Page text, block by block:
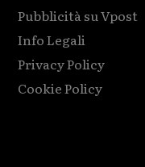
Pubblicità su Vpost
Info Legali
Privacy Policy
Cookie Policy